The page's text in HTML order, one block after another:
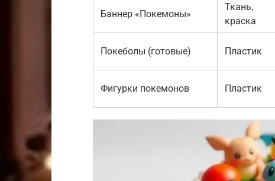
Баннер «Покемоны»
Ткань,
краска
Покеболы (готовые) Пластик
Фигурки покемонов Пластик